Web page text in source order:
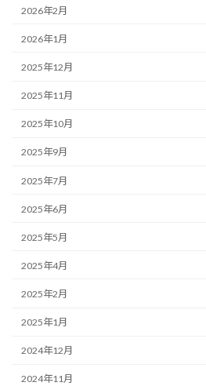
2026年2月
2026年1月
2025年12月
2025年11月
2025年10月
2025年9月
2025年7月
2025年6月
2025年5月
2025年4月
2025年2月
2025年1月
2024年12月
2024年11月